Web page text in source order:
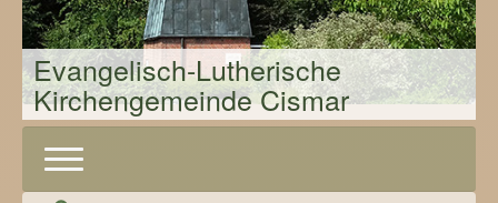
Evangelisch-Lutherische
Kirchengemeinde Cismar
Toggle
Navigation